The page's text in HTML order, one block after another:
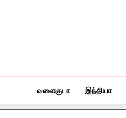
வளைகுடா இந்தியா